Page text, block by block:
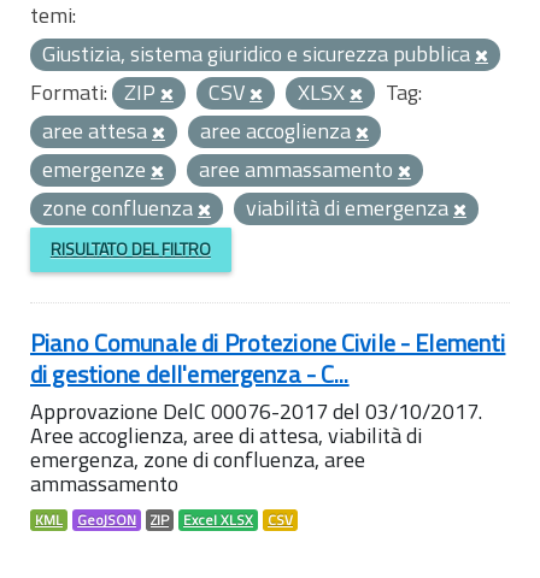
temi:
Giustizia, sistema giuridico e sicurezza pubblica
Formati: ZIP CSV XLSX
Tag:
aree attesa
aree accoglienza
emergenze
aree ammassamento
zone confluenza
viabilità di emergenza
RISULTATO DEL FILTRO
Piano Comunale di Protezione Civile - Elementi
di gestione dell'emergenza - C...
Approvazione DelC 00076-2017 del 03/10/2017.
Aree accoglienza, aree di attesa, viabilità di
emergenza, zone di confluenza, aree
ammassamento
KML GeoJSON ZIP Excel XLSX CSV